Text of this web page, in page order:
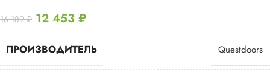
16 189₽ 12 453 ₽
ПРОИЗВОДИТЕЛЬ Questdoors